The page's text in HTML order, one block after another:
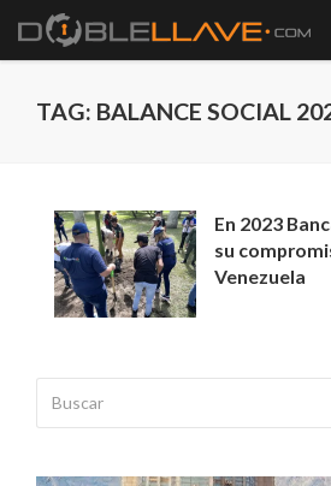
TAG: BALANCE SOCIAL
En 2023
su
Venezuela